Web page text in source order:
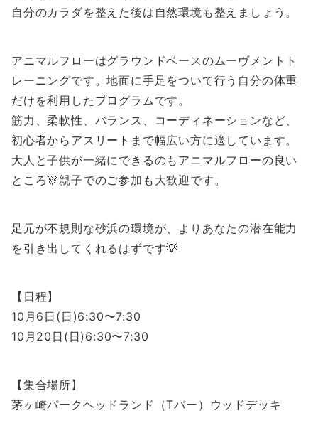
自分のカラダを整えた後は自然環境も整えましょう。
アニマルフローはグラウンドベースのムーヴメントト
レーニングです。地面に手足をついて行う自分の体重
だけを利用したプログラムです。
筋力、柔軟性、バランス、コーディネーションなど、
初心者からアスリートまで幅広い方に適しています。
大人と子供が一緒にできるのもアニマルフローの良い
ところ🎊親子でのご参加も大歓迎です。
足元が不規則な砂浜の環境が、よりあなたの潜在能力
を引き出してくれるはずです💡
【日程】
10月6日(日)6:30〜7:30
10月20日(日)6:30〜7:30
【集合場所】
茅ヶ崎パークヘッドランド（Tバー）ウッドデッキ